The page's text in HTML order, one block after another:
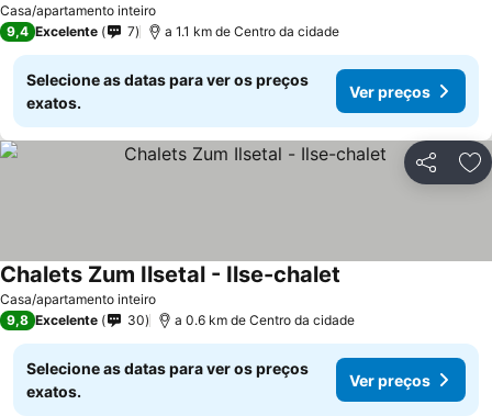
Casa/apartamento inteiro
9,4 Excelente 7 a 1.1 km de Centro da cidade
Selecione as datas para ver os preços
exatos.
Ver preços
Partilhar
Casa/apartamento inteiro
Chalets Zum Ilsetal - Ilse-chalet
9,8 Excelente 30 a 0.6 km de Centro da cidade
Selecione as datas para ver os preços
exatos.
Ver preços